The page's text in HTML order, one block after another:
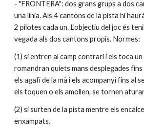
- "FRONTERA": dos grans grups a dos
una línia. Als 4 cantons de la pista hi
2 pilotes cada un. L'objectiu del joc és
vegada als dos cantons propis. Normes:
(1) si entren al camp contrari i els toca
romandran quiets mans desplegades
els agafi de la mà i els acompanyi fins al
els toquen o els amollen, se tornen
(2) si surten de la pista mentre els
enxampats.